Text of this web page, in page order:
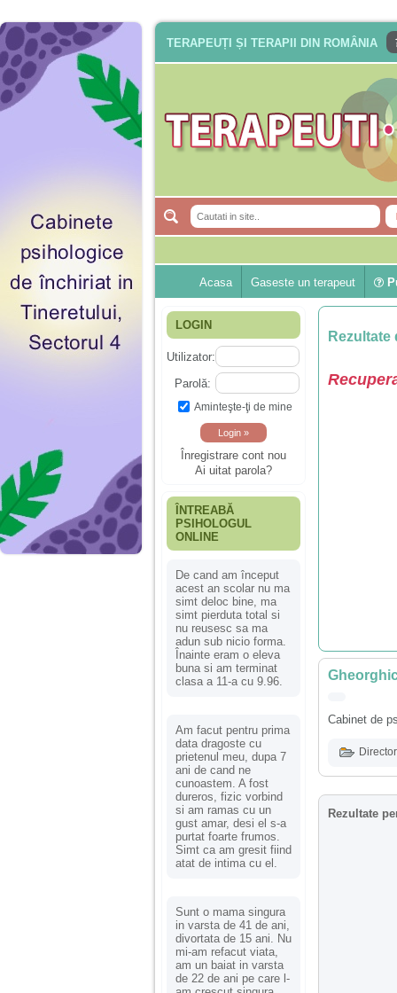
TERAPEUȚI ȘI TERAPII DIN ROMÂNIA
Acasa Gaseste un terapeut
LOGIN
Utilizator:
Parolă:
Aminteşte-ţi de mine
Înregistrare cont nou
Ai uitat parola?
ÎNTREABĂ
PSIHOLOGUL
ONLINE
De cand am început
acest an scolar nu ma
simt deloc bine, ma
simt pierduta total si
nu reusesc sa ma
adun sub nicio forma.
Înainte eram o eleva
buna si am terminat
clasa a 11-a cu 9.96.
Am facut pentru prima
data dragoste cu
prietenul meu, dupa 7
ani de cand ne
cunoastem. A fost
dureros, fizic vorbind
si am ramas cu un
gust amar, desi el s-a
purtat foarte frumos.
Simt ca am gresit fiind
atat de intima cu el.
Sunt o mama singura
in varsta de 41 de ani,
divortata de 15 ani. Nu
mi-am refacut viata,
am un baiat in varsta
de 22 de ani pe care l-
Rezultate
Cabinet de
Rezultate